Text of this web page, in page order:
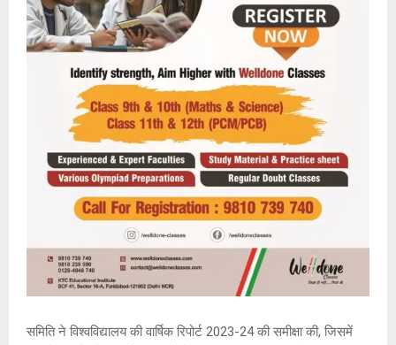
समिति ने विश्वविद्यालय की वार्षिक रिपोर्ट 2023-24 की समीक्षा की, जिसमें